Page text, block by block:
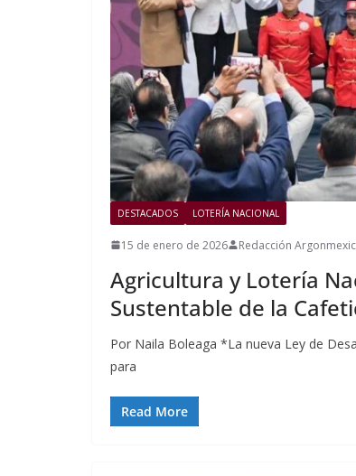
DESTACADOS LOTERÍA NACIONAL
15 de enero de 2026 Redacción
Agricultura y Lotería
Sustentable de la
Por Naila Boleaga *La nueva Ley de
para
Read More